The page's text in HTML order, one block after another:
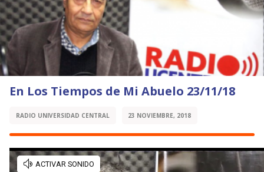
En Los Tiempos de Mi Abuelo 23/11/18
RADIO UNIVERSIDAD CENTRAL 23 NOVIEMBRE, 2018